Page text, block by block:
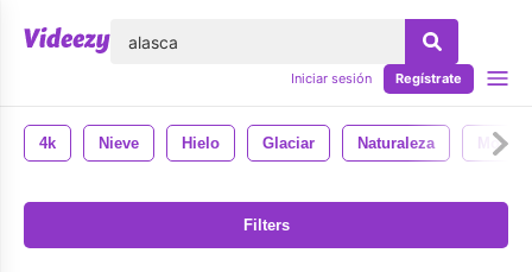
Iniciar sesión Regístrate
4k Nieve Hielo Glaciar Naturaleza
Filters